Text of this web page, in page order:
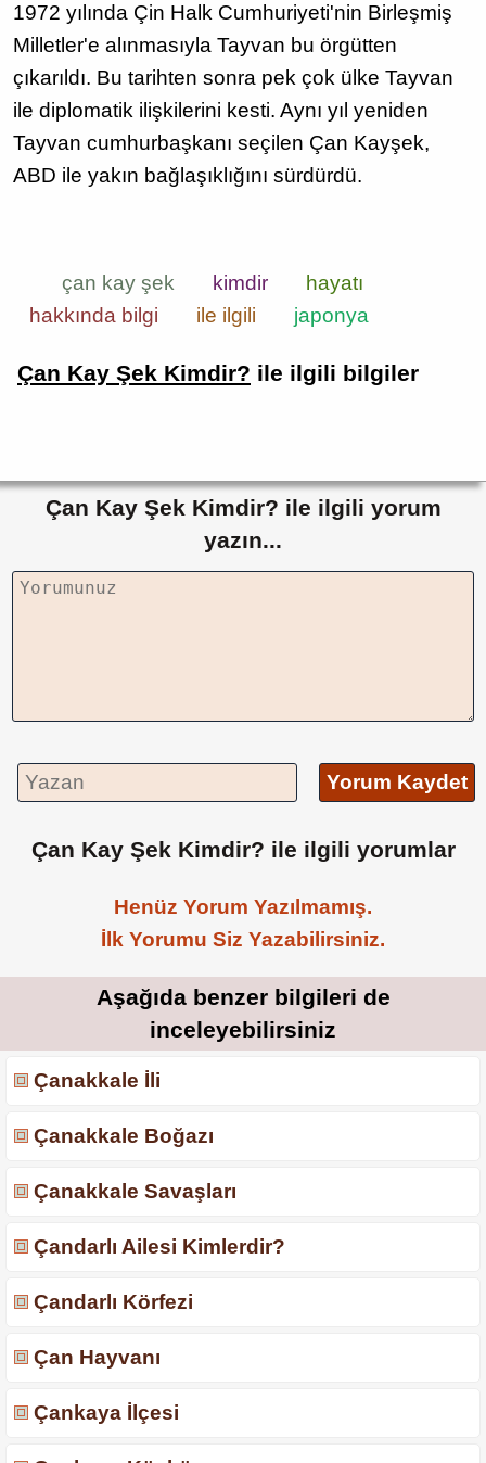
1972 yılında Çin Halk Cumhuriyeti'nin Birleşmiş
Milletler'e alınmasıyla Tayvan bu örgütten
çıkarıldı. Bu tarihten sonra pek çok ülke Tayvan
ile diplomatik ilişkilerini kesti. Aynı yıl yeniden
Tayvan cumhurbaşkanı seçilen Çan Kayşek,
ABD ile yakın bağlaşıklığını sürdürdü.
çan kay şek kimdir
hayatı
hakkında bilgi
ile ilgili japonya
Çan Kay Şek Kimdir? ile ilgili bilgiler
Çan Kay Şek Kimdir? ile ilgili yorum
yazın...
Yorum Kaydet
Çan Kay Şek Kimdir? ile ilgili yorumlar
Henüz Yorum Yazılmamış.
İlk Yorumu Siz Yazabilirsiniz.
Aşağıda benzer bilgileri de
inceleyebilirsiniz
Çanakkale İli
Çanakkale Boğazı
Çanakkale Savaşları
Çandarlı Ailesi Kimlerdir?
Çandarlı Körfezi
Çan Hayvanı
Çankaya İlçesi